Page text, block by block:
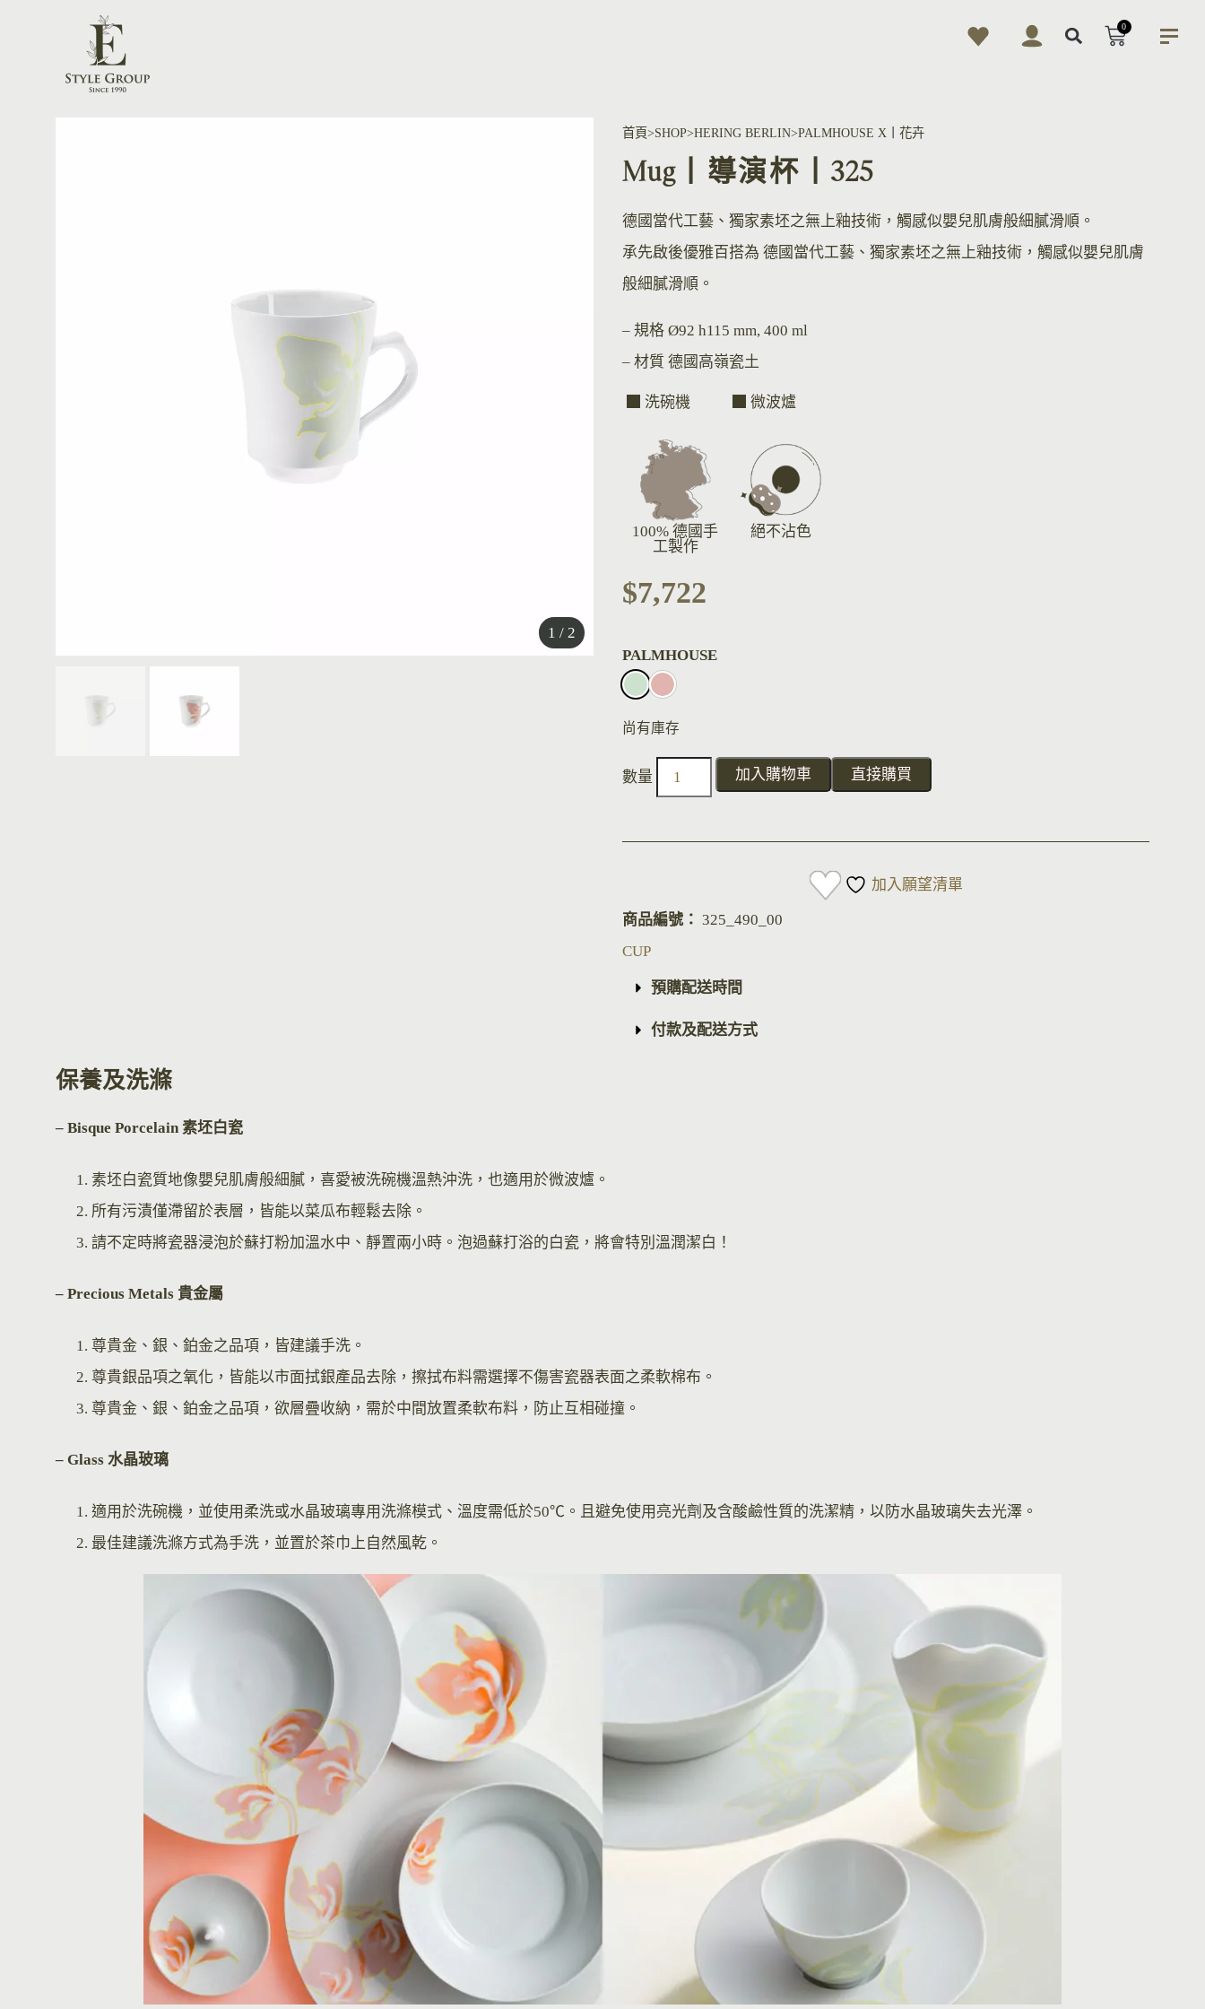
0
1 / 2
首頁 SHOP HERING BERLIN PALMHOUSE X丨花卉
Mug丨導演杯丨325
德國當代工藝、獨家素坯之無上釉技術，觸感似嬰兒肌膚般細膩滑順。
承先啟後優雅百搭為 德國當代工藝、獨家素坯之無上釉技術，觸感似嬰兒肌膚
般細膩滑順。
– 規格 Ø92 h115 mm, 400 ml
– 材質 德國高嶺瓷土
洗碗機 微波爐
100% 德國手
工製作
絕不沾色
$7,722
PALMHOUSE
尚有庫存
加入購物車 直接購買
加入願望清單
商品編號：325_490_00
CUP
預購配送時間
付款及配送方式
保養及洗滌
– Bisque Porcelain 素坯白瓷
素坯白瓷質地像嬰兒肌膚般細膩，喜愛被洗碗機溫熱沖洗，也適用於微波爐。
所有污漬僅滯留於表層，皆能以菜瓜布輕鬆去除。
請不定時將瓷器浸泡於蘇打粉加溫水中、靜置兩小時。泡過蘇打浴的白瓷，將會特別溫潤潔白！
– Precious Metals 貴金屬
尊貴金、銀、鉑金之品項，皆建議手洗。
尊貴銀品項之氧化，皆能以市面拭銀產品去除，擦拭布料需選擇不傷害瓷器表面之柔軟棉布。
尊貴金、銀、鉑金之品項，欲層疊收納，需於中間放置柔軟布料，防止互相碰撞。
– Glass 水晶玻璃
適用於洗碗機，並使用柔洗或水晶玻璃專用洗滌模式、溫度需低於50℃。且避免使用亮光劑及含酸鹼性質的洗潔精，以防水晶玻璃失去光澤。
最佳建議洗滌方式為手洗，並置於茶巾上自然風乾。